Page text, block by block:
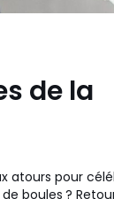
de la
atours pour
boules ?